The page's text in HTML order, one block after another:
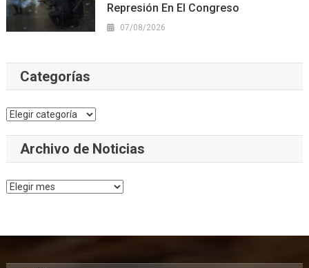
Represión En El Congreso
07/08/2026
Categorías
Categorías
Archivo de Noticias
Archivo